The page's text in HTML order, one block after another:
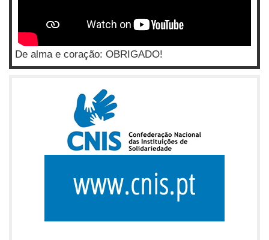
De alma e coração: OBRIGADO!